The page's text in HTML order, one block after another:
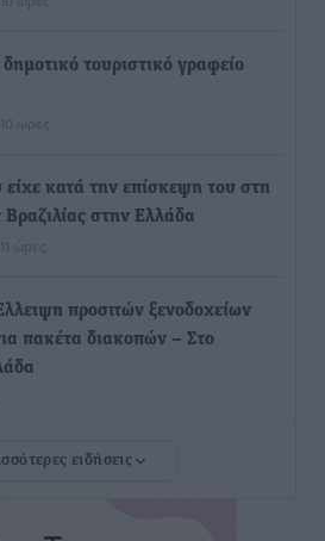
τουριστικό γραφείο
ώρες
είχε κατά την επίσκεψη του στη
στην Ελλάδα
ώρες
προσιτών ξενοδοχείων
πακέτα διακοπών – Στο
Ρόδο για την H Hotels –
ειδήσεις